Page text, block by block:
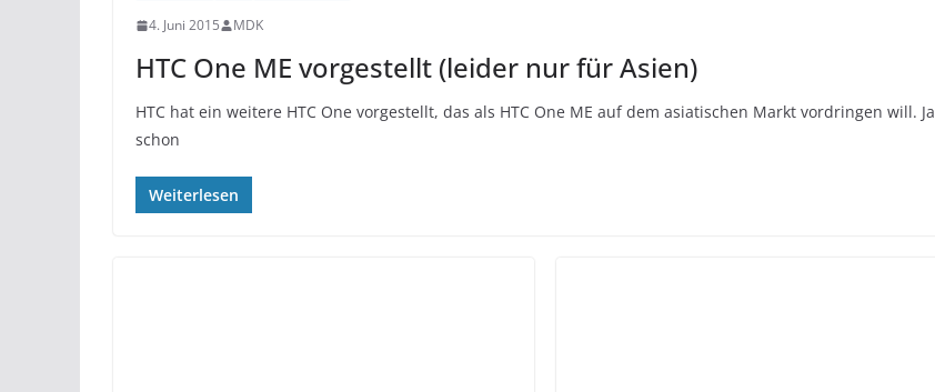
4. Juni 2015 MDK
HTC One ME vorgestellt (leider nur für Asien)
HTC hat ein weitere HTC One vorgestellt, das als HTC One ME auf dem asiatischen Markt vordringen will. Ja
schon
Weiterlesen